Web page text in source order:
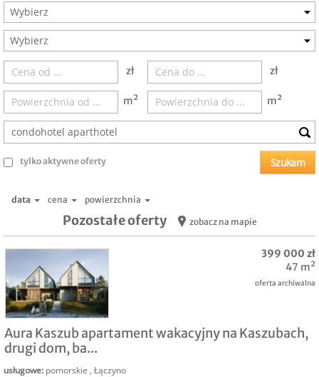
Wybierz
Wybierz
zł zł
m² m²
tylko aktywne oferty
data cena powierzchnia
Pozostałe oferty zobacz na mapie
Aura Kaszub apartament wakacyjny na Kaszubach,
drugi dom, ba...
usługowe: pomorskie , Łączyno
399 000 zł
47 m²
oferta archiwalna